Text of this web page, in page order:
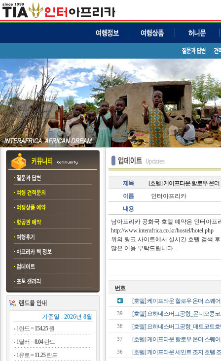
기준일 : 2026년 8월
1란드 = 154.25원
1달러 =8.04란드
1유로 = 11.25란드
제목
[호텔] 케이프타운 할로우 온더
이름
인터아프리카
내용
남아프리카 공화국 호텔 예약은 인터아
http://www.interafrica.co.kr/hostel/hotel.php
위의 링크 사이트에서 실시간 호텔 검색
많은 이용 부탁드립니다.
번호
[호텔] 케이프타운 할로우 온더 스퀘
39 [호텔] 요하네스버그공항_몬디오콩코
38 [호텔] 요하네스버그공항_매트코트호
37 [호텔] 케이프타운 할로우 온더 스퀘어
36 [호텔] 케이프타운 세인트 조지 호텔